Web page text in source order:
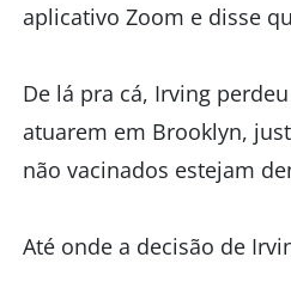
aplicativo Zoom e disse
De lá pra cá, Irving
atuarem em Brooklyn,
não vacinados estejam
Até onde a decisão de